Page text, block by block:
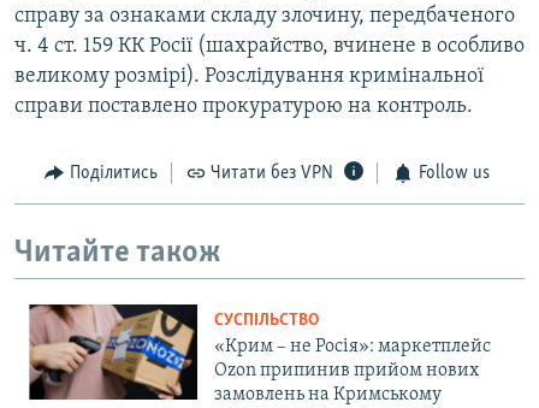
справу за ознаками складу злочину, передбаченого
ч. 4 ст. 159 КК Росії (шахрайство, вчинене в особливо
великому розмірі). Розслідування кримінальної
справи поставлено прокуратурою на контроль.
Поділитись Читати без VPN Follow us
Читайте також
СУСПІЛЬСТВО
«Крим – не Росія»: маркетплейс
Ozon припинив прийом нових
замовлень на Кримському